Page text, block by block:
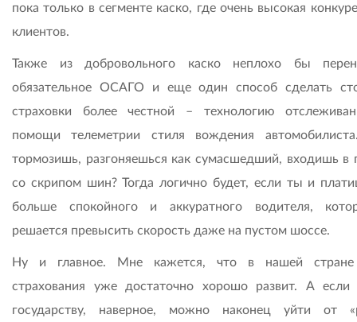
пока только в сегменте каско, где очень высокая
клиентов.
Также из добровольного каско неплохо бы
обязательное ОСАГО и еще один способ сделать
страховки более честной – технологию
помощи телеметрии стиля вождения
тормозишь, разгоняешься как сумасшедший, входишь в
со скрипом шин? Тогда логично будет, если ты и
больше спокойного и аккуратного водителя,
решается превысить скорость даже на пустом шоссе.
Ну и главное. Мне кажется, что в нашей
страхования уже достаточно хорошо развит. А если
государству, наверное, можно наконец уйти от